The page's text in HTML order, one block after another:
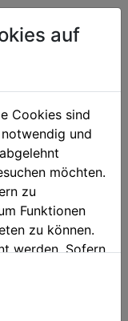
auf
Cookies sind
und
möchten.
zu
Funktionen
zu können.
werden. Sofern
Sie